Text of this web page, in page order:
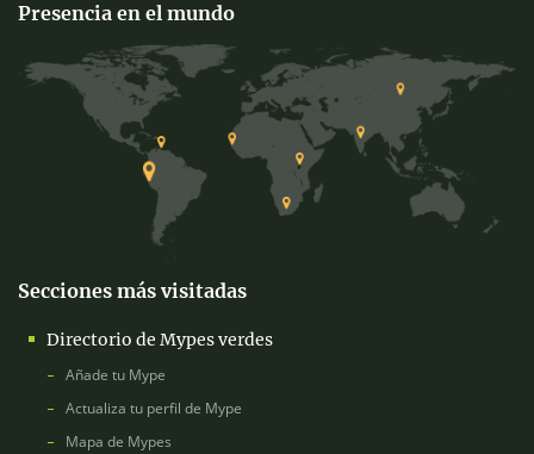
Presencia en el mundo
Secciones más visitadas
Directorio de Mypes verdes
Añade tu Mype
Actualiza tu perfil de Mype
Mapa de Mypes